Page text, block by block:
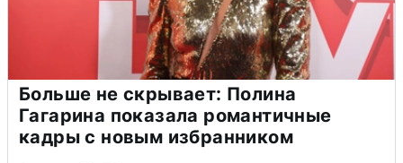
Больше не скрывает: Полина
Гагарина показала романтичные
кадры с новым избранником